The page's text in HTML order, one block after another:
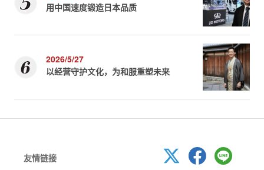
用中国速度锻造日本品质
2026/5/27
以经营守护文化，为和服重塑未来
友情链接